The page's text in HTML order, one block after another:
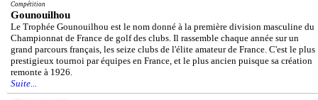
Compétition
Gounouilhou
Le Trophée Gounouilhou est le nom donné à la première division masculine du
Championnat de France de golf des clubs. Il rassemble chaque année sur un
grand parcours français, les seize clubs de l'élite amateur de France. C'est le plus
prestigieux tournoi par équipes en France, et le plus ancien puisque sa création
remonte à 1926.
Suite...